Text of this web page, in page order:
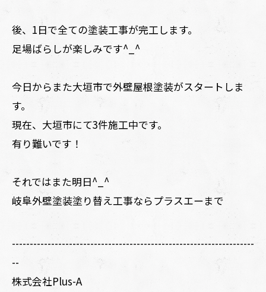
後、1日で全ての塗装工事が完工します。
足場ばらしが楽しみです^_^
今日からまた大垣市で外壁屋根塗装がスタートしま
す。
現在、大垣市にて3件施工中です。
有り難いです！
それではまた明日^_^
岐阜外壁塗装塗り替え工事ならプラスエーまで
--------------------------------------------------------------------
--
株式会社Plus-A